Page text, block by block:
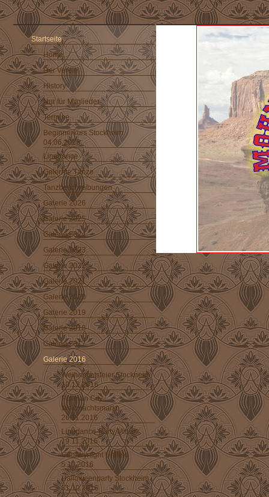
Startseite
Home
Der Verein
History
Nur für Mitglieder
Termine
Beginnerkurs Stockheim
04.06.2025
Linedance
Gelernte Tänze
Tanzbeschreibungen
Galerie 2026
Galerie 2025
Galerie 2024
Galerie 2023
Galerie 2022
Galerie 2021
Galerie 2020
Galerie 2019
Galerie 2018
Galerie 2017
Galerie 2016
Weihnachtsfeier Stockheim
10.12.2016
Pullman City
Weihnachtsmarkt
26.11.2016
Linedance-Party Mitwitz
19.11.2016
Countrynight Ühlfeld
5.11.2016
Halloweenparty Stockheim
31.10.2016